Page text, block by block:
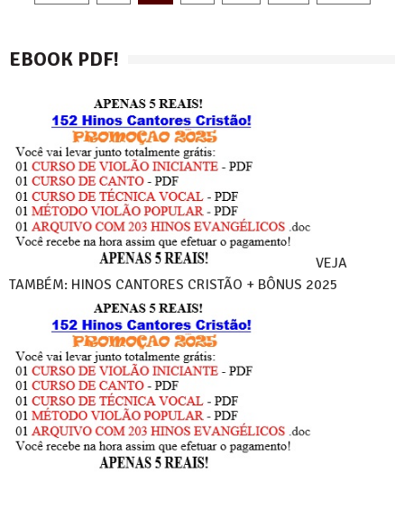
posts
EBOOK PDF!
VEJA
TAMBÉM: HINOS CANTORES CRISTÃO + BÔNUS 2025